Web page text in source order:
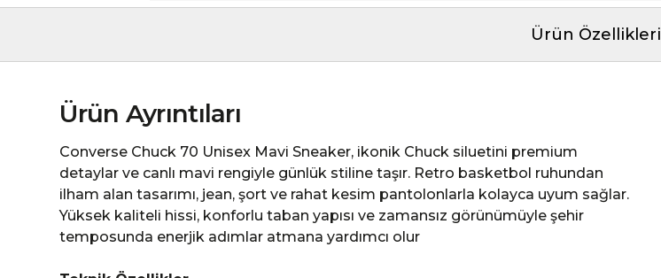
Ürün Özellikleri
Ürün Ayrıntıları
Converse Chuck 70 Unisex Mavi Sneaker, ikonik Chuck siluetini premium
detaylar ve canlı mavi rengiyle günlük stiline taşır. Retro basketbol ruhundan
ilham alan tasarımı, jean, şort ve rahat kesim pantolonlarla kolayca uyum sağlar.
Yüksek kaliteli hissi, konforlu taban yapısı ve zamansız görünümüyle şehir
temposunda enerjik adımlar atmana yardımcı olur